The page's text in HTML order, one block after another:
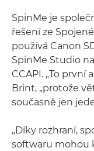
SpinMe je
řešení ze
používá Canon
SpinMe Studio
CCAPI. „To první
Brint, „protože
současně jen
„Díky rozhraní,
softwaru mohou